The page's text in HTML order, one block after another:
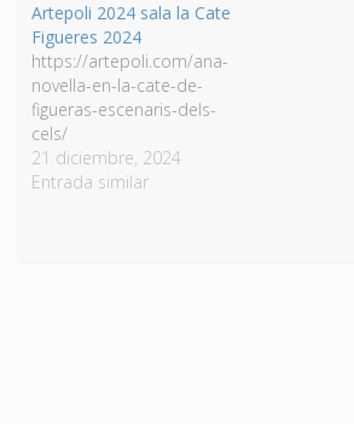
Artepoli 2024 sala la Cate
Figueres 2024
https://artepoli.com/ana-
novella-en-la-cate-de-
figueras-escenaris-dels-
cels/
21 diciembre, 2024
Entrada similar